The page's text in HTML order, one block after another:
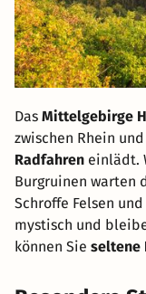
Das Mittelgebirge
zwischen Rhein
Radfahren einlädt.
Burgruinen warten
Schroffe Felsen
mystisch und
können Sie seltene